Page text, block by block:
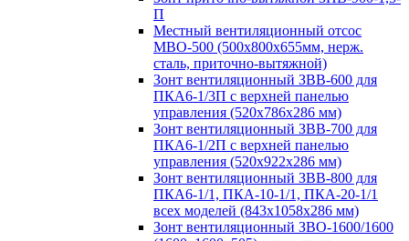
П
Местный вентиляционный отсос
МВО-500 (500х800х655мм, нерж.
сталь, приточно-вытяжной)
Зонт вентиляционный ЗВВ-600 для
ПКА6-1/3П с верхней панелью
управления (520х786х286 мм)
Зонт вентиляционный ЗВВ-700 для
ПКА6-1/2П с верхней панелью
управления (520х922х286 мм)
Зонт вентиляционный ЗВВ-800 для
ПКА6-1/1, ПКА-10-1/1, ПКА-20-1/1
всех моделей (843х1058х286 мм)
Зонт вентиляционный ЗВО-1600/1600